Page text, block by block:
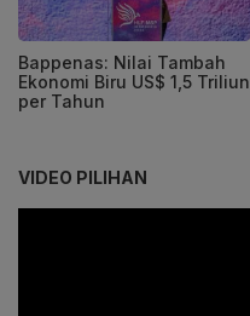
Bappenas: Nilai Tambah
Ekonomi Biru US$ 1,5 Triliun
per Tahun
VIDEO PILIHAN